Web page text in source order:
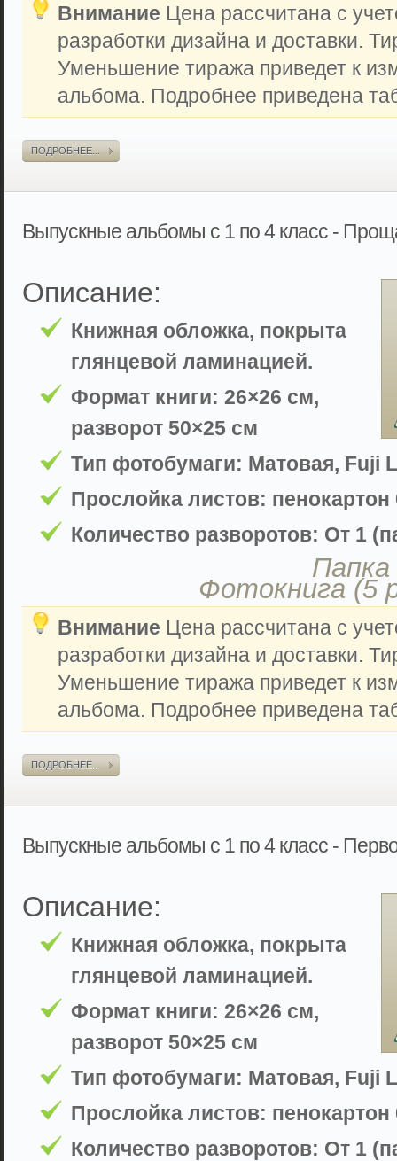
Внимание Цена рассчитана с
разработки дизайна и доставки.
Уменьшение тиража приведет к
альбома. Подробнее приведена
ПОДРОБНЕЕ...
Выпускные альбомы с 1 по 4 класс -
Описание:
Книжная обложка, покрыта
глянцевой ламинацией.
Формат книги: 26×26 см,
разворот 50×25 см
Тип фотобумаги: Матовая, Fuji
Прослойка листов:
Количество разворотов: От 1
Фотокнига (5
Внимание Цена рассчитана с
разработки дизайна и доставки.
Уменьшение тиража приведет к
альбома. Подробнее приведена
ПОДРОБНЕЕ...
Выпускные альбомы с 1 по 4 класс -
Описание:
Книжная обложка, покрыта
глянцевой ламинацией.
Формат книги: 26×26 см,
разворот 50×25 см
Тип фотобумаги: Матовая, Fuji
Прослойка листов:
Количество разворотов: От 1